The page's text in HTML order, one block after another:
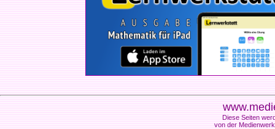
Diese Seiten
von der